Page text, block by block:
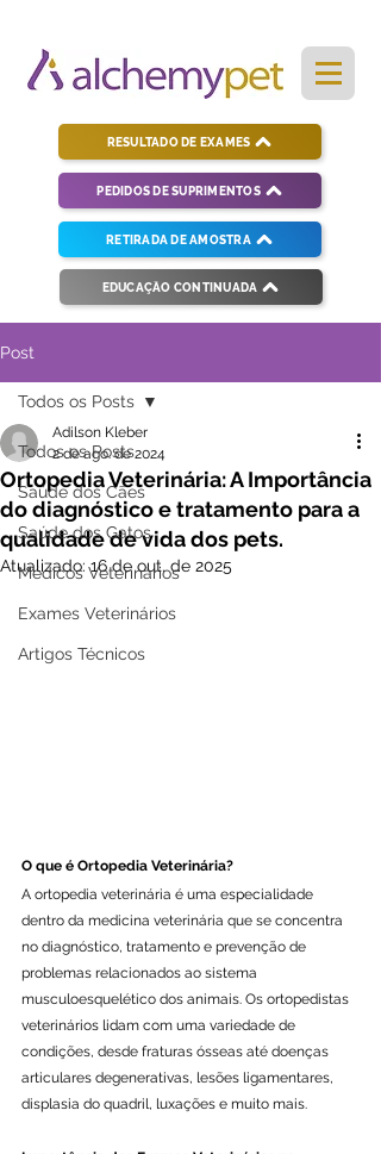
PEDIDOS DE SUPRIMENTOS
RESULTADO DE EXAMES
RETIRADA DE AMOSTRA
EDUCAÇÃO CONTINUADA
Post
Todos os Posts
Saúde dos Cães
Saúde dos Gatos
Médicos Veterinários
Exames Veterinários
Artigos Técnicos
Todos os Posts
Ortopedia Veterinária: A Importância
do diagnóstico e tratamento para a
qualidade de vida dos pets.
Adilson Kleber
2 de ago. de 2024
Atualizado:16 de out. de 2025
O que é Ortopedia Veterinária?
A ortopedia veterinária é uma especialidade
dentro da medicina veterinária que se concentra
no diagnóstico, tratamento e prevenção de
problemas relacionados ao sistema
musculoesquelético dos animais. Os ortopedistas
veterinários lidam com uma variedade de
condições, desde fraturas ósseas até doenças
articulares degenerativas, lesões ligamentares,
displasia do quadril, luxações e muito mais.